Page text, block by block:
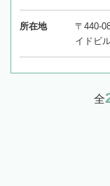
所在地
〒440-
イドビ
全